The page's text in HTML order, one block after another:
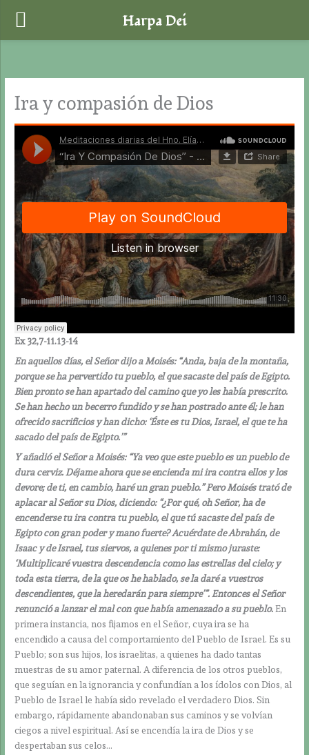
contenido
Ira y compasión de Dios
Ex 32,7-11.13-14
En aquellos días, el Señor dijo a Moisés: “Anda, baja de la montaña,
porque se ha pervertido tu pueblo, el que sacaste del país de Egipto.
Bien pronto se han apartado del camino que yo les había prescrito.
Se han hecho un becerro fundido y se han postrado ante él; le han
ofrecido sacrificios y han dicho: ‘Éste es tu Dios, Israel, el que te ha
sacado del país de Egipto.’”
Y añadió el Señor a Moisés: “Ya veo que este pueblo es un pueblo de
dura cerviz. Déjame ahora que se encienda mi ira contra ellos y los
devore; de ti, en cambio, haré un gran pueblo.” Pero Moisés trató de
aplacar al Señor su Dios, diciendo: “¿Por qué, oh Señor, ha de
encenderse tu ira contra tu pueblo, el que tú sacaste del país de
Egipto con gran poder y mano fuerte? Acuérdate de Abrahán, de
Isaac y de Israel, tus siervos, a quienes por ti mismo juraste:
‘Multiplicaré vuestra descendencia como las estrellas del cielo; y
toda esta tierra, de la que os he hablado, se la daré a vuestros
descendientes, que la heredarán para siempre’”. Entonces el Señor
renunció a lanzar el mal con que había amenazado a su pueblo.En
primera instancia, nos fijamos en el Señor, cuya ira se ha
encendido a causa del comportamiento del Pueblo de Israel. Es su
Pueblo; son sus hijos, los israelitas, a quienes ha dado tantas
muestras de su amor paternal. A diferencia de los otros pueblos,
que seguían en la ignorancia y confundían a los ídolos con Dios, al
Pueblo de Israel le había sido revelado el verdadero Dios. Sin
embargo, rápidamente abandonaban sus caminos y se volvían
ciegos a nivel espiritual. Así se encendía la ira de Dios y se
despertaban sus celos…
Harpa Dei